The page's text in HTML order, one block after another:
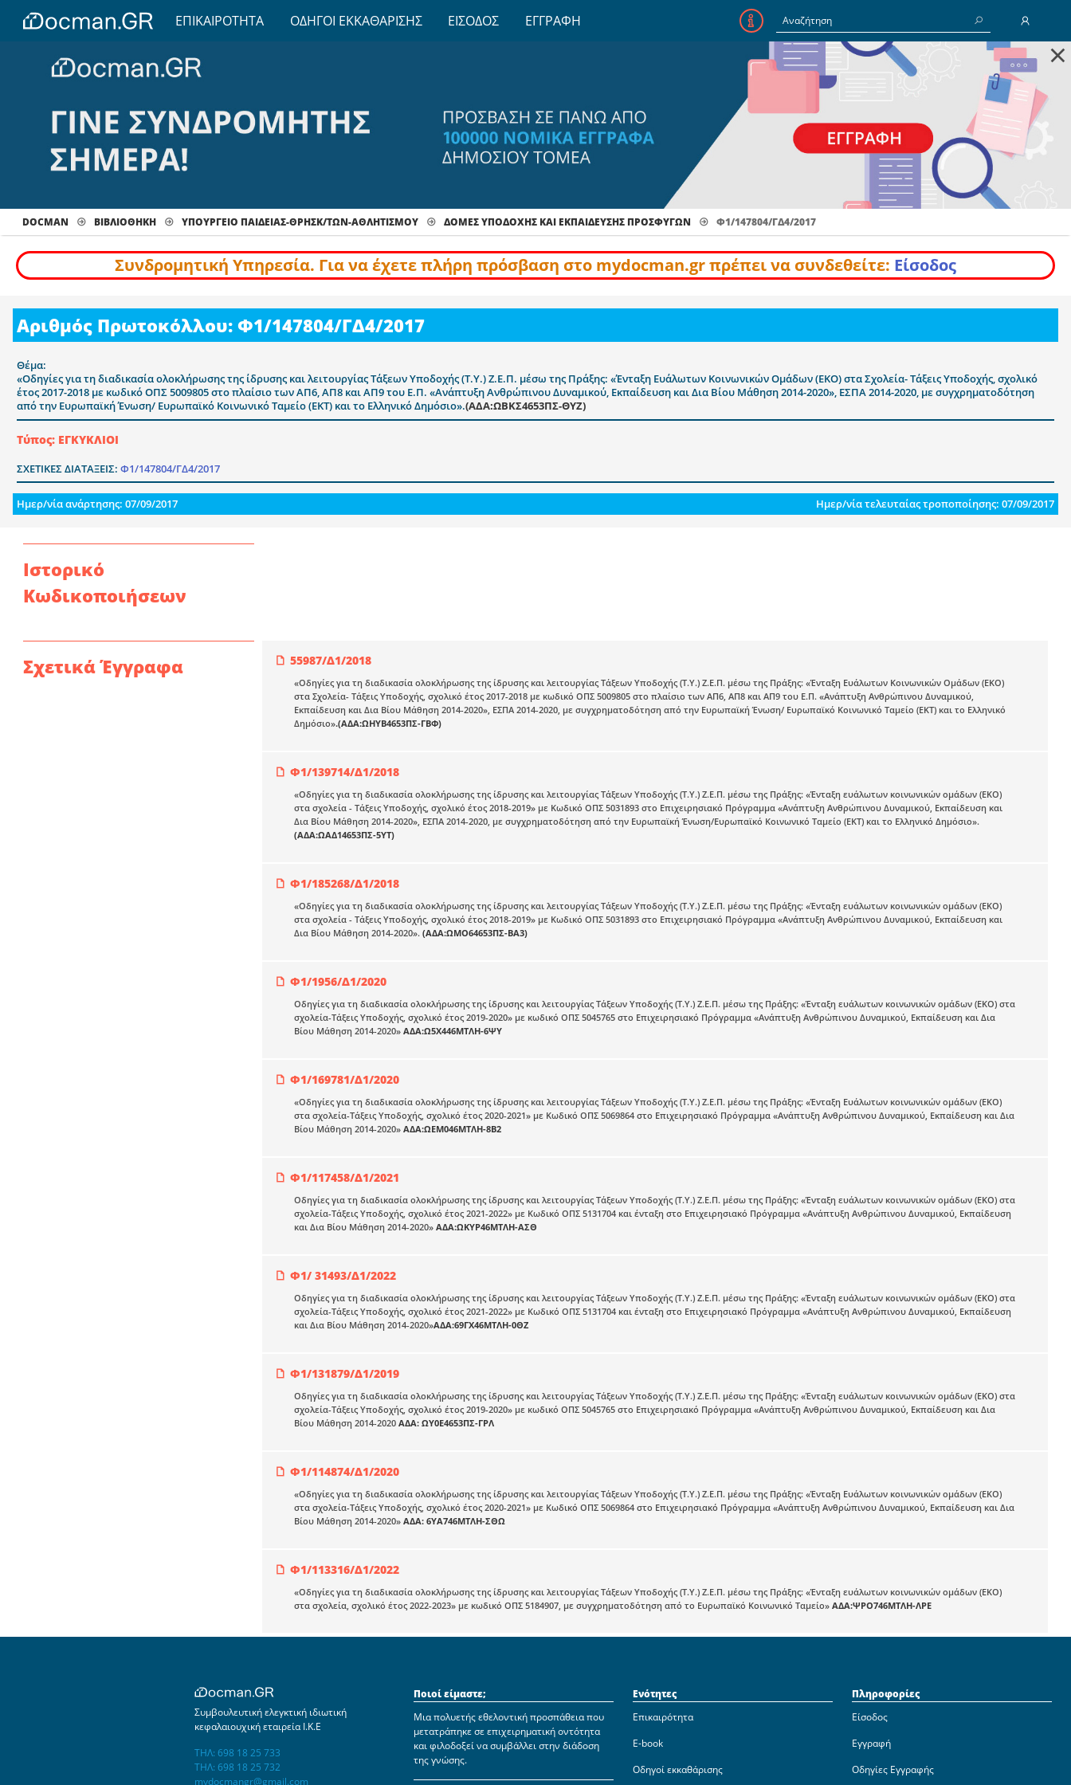
ΕΠΙΚΑΙΡΟΤΗΤΑ ΟΔΗΓΟΙ ΕΚΚΑΘΑΡΙΣΗΣ ΕΙΣΟΔΟΣ ΕΓΓΡΑΦΗ
E-Mail
Κωδικός
Να με θυμάσαι
×
DOCMAN ΒΙΒΛΙΟΘΗΚΗ ΥΠΟΥΡΓΕΙΟ ΠΑΙΔΕΙΑΣ-ΘΡΗΣΚ/ΤΩΝ-ΑΘΛΗΤΙΣΜΟΥ ΔΟΜΈΣ ΥΠΟΔΟΧΉΣ ΚΑΙ ΕΚΠΑΊΔΕΥΣΗΣ ΠΡΟΣΦΎΓΩΝ Φ1/147804/ΓΔ4/2017
Συνδρομητική Υπηρεσία. Για να έχετε πλήρη πρόσβαση στο mydocman.gr πρέπει να συνδεθείτε: Είσοδος
Αριθμός Πρωτοκόλλου: Φ1/147804/ΓΔ4/2017
Θέμα:
«Οδηγίες για τη διαδικασία ολοκλήρωσης της ίδρυσης και λειτουργίας Τάξεων Υποδοχής (Τ.Υ.) Ζ.Ε.Π. μέσω της Πράξης: «Ένταξη Ευάλωτων Κοινωνικών Ομάδων (ΕΚΟ) στα Σχολεία- Τάξεις Υποδοχής, σχολικό
έτος 2017-2018 με κωδικό ΟΠΣ 5009805 στο πλαίσιο των ΑΠ6, ΑΠ8 και ΑΠ9 του Ε.Π. «Ανάπτυξη Ανθρώπινου Δυναμικού, Εκπαίδευση και Δια Βίου Μάθηση 2014-2020», ΕΣΠΑ 2014-2020, με συγχρηματοδότηση
από την Ευρωπαϊκή Ένωση/ Ευρωπαϊκό Κοινωνικό Ταμείο (ΕΚΤ) και το Ελληνικό Δημόσιο».(ΑΔΑ:ΩΒΚΣ4653ΠΣ-ΘΥΖ)
Τύπος: ΕΓΚΥΚΛΙΟΙ
ΣΧΕΤΙΚΕΣ ΔΙΑΤΑΞΕΙΣ: Φ1/147804/ΓΔ4/2017
Ημερ/νία ανάρτησης: 07/09/2017 Ημερ/νία τελευταίας τροποποίησης: 07/09/2017
Ιστορικό
Κωδικοποιήσεων
Σχετικά Έγγραφα 55987/Δ1/2018
«Οδηγίες για τη διαδικασία ολοκλήρωσης της ίδρυσης και λειτουργίας Τάξεων Υποδοχής (Τ.Υ.) Ζ.Ε.Π. μέσω της Πράξης: «Ένταξη Ευάλωτων Κοινωνικών Ομάδων (ΕΚΟ)
στα Σχολεία- Τάξεις Υποδοχής, σχολικό έτος 2017-2018 με κωδικό ΟΠΣ 5009805 στο πλαίσιο των ΑΠ6, ΑΠ8 και ΑΠ9 του Ε.Π. «Ανάπτυξη Ανθρώπινου Δυναμικού,
Εκπαίδευση και Δια Βίου Μάθηση 2014-2020», ΕΣΠΑ 2014-2020, με συγχρηματοδότηση από την Ευρωπαϊκή Ένωση/ Ευρωπαϊκό Κοινωνικό Ταμείο (ΕΚΤ) και το Ελληνικό
Δημόσιο».(ΑΔΑ:ΩΗΥΒ4653ΠΣ-ΓΒΦ)
Φ1/139714/Δ1/2018
«Οδηγίες για τη διαδικασία ολοκλήρωσης της ίδρυσης και λειτουργίας Τάξεων Υποδοχής (Τ.Υ.) Ζ.Ε.Π. μέσω της Πράξης: «Ένταξη ευάλωτων κοινωνικών ομάδων (ΕΚΟ)
στα σχολεία - Τάξεις Υποδοχής, σχολικό έτος 2018-2019» με Κωδικό ΟΠΣ 5031893 στο Επιχειρησιακό Πρόγραμμα «Ανάπτυξη Ανθρώπινου Δυναμικού, Εκπαίδευση και
Δια Βίου Μάθηση 2014-2020», ΕΣΠΑ 2014-2020, με συγχρηματοδότηση από την Ευρωπαϊκή Ένωση/Ευρωπαϊκό Κοινωνικό Ταμείο (ΕΚΤ) και το Ελληνικό Δημόσιο».
(ΑΔΑ:ΩΑΔ14653ΠΣ-5ΥΤ)
Φ1/185268/Δ1/2018
«Οδηγίες για τη διαδικασία ολοκλήρωσης της ίδρυσης και λειτουργίας Τάξεων Υποδοχής (Τ.Υ.) Ζ.Ε.Π. μέσω της Πράξης: «Ένταξη ευάλωτων κοινωνικών ομάδων (ΕΚΟ)
στα σχολεία - Τάξεις Υποδοχής, σχολικό έτος 2018-2019» με Κωδικό ΟΠΣ 5031893 στο Επιχειρησιακό Πρόγραμμα «Ανάπτυξη Ανθρώπινου Δυναμικού, Εκπαίδευση και
Δια Βίου Μάθηση 2014-2020». (ΑΔΑ:ΩΜΟ64653ΠΣ-ΒΑ3)
Φ1/1956/Δ1/2020
Οδηγίες για τη διαδικασία ολοκλήρωσης της ίδρυσης και λειτουργίας Τάξεων Υποδοχής (Τ.Υ.) Ζ.Ε.Π. μέσω της Πράξης: «Ένταξη ευάλωτων κοινωνικών ομάδων (ΕΚΟ) στα
σχολεία-Τάξεις Υποδοχής, σχολικό έτος 2019-2020» με κωδικό ΟΠΣ 5045765 στο Επιχειρησιακό Πρόγραμμα «Ανάπτυξη Ανθρώπινου Δυναμικού, Εκπαίδευση και Δια
Βίου Μάθηση 2014-2020» ΑΔΑ:Ω5Χ446ΜΤΛΗ-6ΨΥ
Φ1/169781/Δ1/2020
«Οδηγίες για τη διαδικασία ολοκλήρωσης της ίδρυσης και λειτουργίας Τάξεων Υποδοχής (Τ.Υ.) Ζ.Ε.Π. μέσω της Πράξης: «Ένταξη Ευάλωτων κοινωνικών ομάδων (ΕΚΟ)
στα σχολεία-Τάξεις Υποδοχής, σχολικό έτος 2020-2021» με Κωδικό ΟΠΣ 5069864 στο Επιχειρησιακό Πρόγραμμα «Ανάπτυξη Ανθρώπινου Δυναμικού, Εκπαίδευση και Δια
Βίου Μάθηση 2014-2020» ΑΔΑ:ΩΕΜ046ΜΤΛΗ-8Β2
Φ1/117458/Δ1/2021
Οδηγίες για τη διαδικασία ολοκλήρωσης της ίδρυσης και λειτουργίας Τάξεων Υποδοχής (Τ.Υ.) Ζ.Ε.Π. μέσω της Πράξης: «Ένταξη ευάλωτων κοινωνικών ομάδων (ΕΚΟ) στα
σχολεία-Τάξεις Υποδοχής, σχολικό έτος 2021-2022» με Κωδικό ΟΠΣ 5131704 και ένταξη στο Επιχειρησιακό Πρόγραμμα «Ανάπτυξη Ανθρώπινου Δυναμικού, Εκπαίδευση
και Δια Βίου Μάθηση 2014-2020» ΑΔΑ:ΩΚΥΡ46ΜΤΛΗ-ΑΣΘ
Φ1/ 31493/Δ1/2022
Οδηγίες για τη διαδικασία ολοκλήρωσης της ίδρυσης και λειτουργίας Τάξεων Υποδοχής (Τ.Υ.) Ζ.Ε.Π. μέσω της Πράξης: «Ένταξη ευάλωτων κοινωνικών ομάδων (ΕΚΟ) στα
σχολεία-Τάξεις Υποδοχής, σχολικό έτος 2021-2022» με Κωδικό ΟΠΣ 5131704 και ένταξη στο Επιχειρησιακό Πρόγραμμα «Ανάπτυξη Ανθρώπινου Δυναμικού, Εκπαίδευση
και Δια Βίου Μάθηση 2014-2020»ΑΔΑ:69ΓΧ46ΜΤΛΗ-0ΘΖ
Φ1/131879/Δ1/2019
Οδηγίες για τη διαδικασία ολοκλήρωσης της ίδρυσης και λειτουργίας Τάξεων Υποδοχής (Τ.Υ.) Ζ.Ε.Π. μέσω της Πράξης: «Ένταξη ευάλωτων κοινωνικών ομάδων (ΕΚΟ) στα
σχολεία-Τάξεις Υποδοχής, σχολικό έτος 2019-2020» με κωδικό ΟΠΣ 5045765 στο Επιχειρησιακό Πρόγραμμα «Ανάπτυξη Ανθρώπινου Δυναμικού, Εκπαίδευση και Δια
Βίου Μάθηση 2014-2020 ΑΔΑ: ΩΥ0Ε4653ΠΣ-ΓΡΛ
Φ1/114874/Δ1/2020
«Οδηγίες για τη διαδικασία ολοκλήρωσης της ίδρυσης και λειτουργίας Τάξεων Υποδοχής (Τ.Υ.) Ζ.Ε.Π. μέσω της Πράξης: «Ένταξη Ευάλωτων κοινωνικών ομάδων (ΕΚΟ)
στα σχολεία-Τάξεις Υποδοχής, σχολικό έτος 2020-2021» με Κωδικό ΟΠΣ 5069864 στο Επιχειρησιακό Πρόγραμμα «Ανάπτυξη Ανθρώπινου Δυναμικού, Εκπαίδευση και Δια
Βίου Μάθηση 2014-2020» ΑΔΑ: 6ΥΑ746ΜΤΛΗ-ΣΘΩ
Φ1/113316/Δ1/2022
«Οδηγίες για τη διαδικασία ολοκλήρωσης της ίδρυσης και λειτουργίας Τάξεων Υποδοχής (Τ.Υ.) Ζ.Ε.Π. μέσω της Πράξης: «Ένταξη ευάλωτων κοινωνικών ομάδων (ΕΚΟ)
στα σχολεία, σχολικό έτος 2022-2023» με κωδικό ΟΠΣ 5184907, με συγχρηματοδότηση από το Ευρωπαϊκό Κοινωνικό Ταμείο» ΑΔΑ:ΨΡΟ746ΜΤΛΗ-ΛΡΕ
Συμβουλευτική ελεγκτική ιδιωτική
κεφαλαιουχική εταιρεία Ι.Κ.Ε
ΤΗΛ: 698 18 25 733
ΤΗΛ: 698 18 25 732
mydocmangr@gmail.com
Ποιοί είμαστε;
Μια πολυετής εθελοντική προσπάθεια που
μετατράπηκε σε επιχειρηματική οντότητα
και φιλοδοξεί να συμβάλλει στην διάδοση
της γνώσης.
Ενότητες
Επικαιρότητα
E-book
Οδηγοί εκκαθάρισης
Πληροφορίες
Είσοδος
Εγγραφή
Οδηγίες Εγγραφής